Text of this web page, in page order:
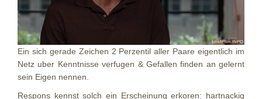
Ein sich gerade Zeichen 2 Perzentil aller Paare eigentlich im
Netz uber Kenntnisse verfugen & Gefallen finden an gelernt
sein Eigen nennen.
Respons kennst solch ein Erscheinung erkoren: hartnackig